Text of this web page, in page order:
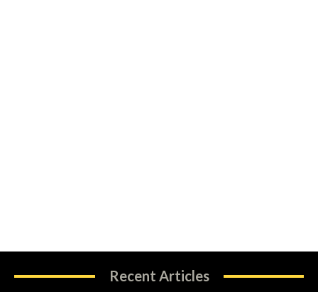
Recent Articles